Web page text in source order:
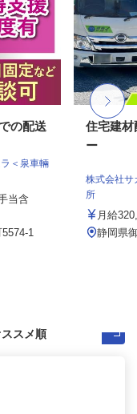
の配送
＜泉車輛
当含
1
住宅建材
ー
株式会社
所
月給
静岡県